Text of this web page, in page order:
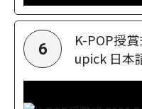
6
K-POP授
upick 日本